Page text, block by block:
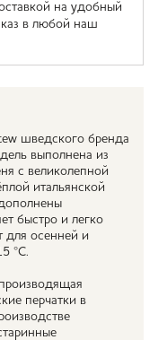
на удобный
в любой наш
шведского бренда
выполнена из
с великолепной
итальянской
быстро и легко
для осенней и
°С.
перчатки в